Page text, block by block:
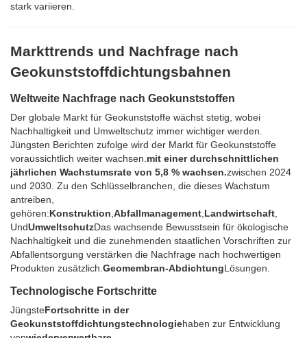
stark variieren.
Markttrends und Nachfrage nach
Geokunststoffdichtungsbahnen
Weltweite Nachfrage nach Geokunststoffen
Der globale Markt für Geokunststoffe wächst stetig, wobei
Nachhaltigkeit und Umweltschutz immer wichtiger werden.
Jüngsten Berichten zufolge wird der Markt für Geokunststoffe
voraussichtlich weiter wachsen. mit einer durchschnittlichen
jährlichen Wachstumsrate von 5,8 % wachsen.zwischen 2024
und 2030. Zu den Schlüsselbranchen, die dieses Wachstum
antreiben,
gehören:Konstruktion Abfallmanagement Landwirtschaft
UndUmweltschutzDas wachsende Bewusstsein für ökologische
Nachhaltigkeit und die zunehmenden staatlichen Vorschriften zur
Abfallentsorgung verstärken die Nachfrage nach hochwertigen
Produkten zusätzlich. Geomembran-AbdichtungLösungen.
Technologische Fortschritte
JüngsteFortschritte in der
Geokunststoffdichtungstechnologiehaben zur Entwicklung